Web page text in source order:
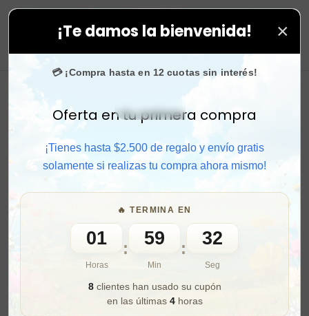
¡Te damos la bienvenida! ×
💳 ¡Compra hasta en 12 cuotas sin interés!
Activar sonido
Oferta en tu primera compra
¡Tienes hasta $2.500 de regalo y envío gratis
solamente si realizas tu compra ahora mismo!
🔥 TERMINA EN
01
Horas
: 59
Min
: 30
Seg
8clientes han usado su cupón
en las últimas 4horas
Instagramconfían en nosotros.